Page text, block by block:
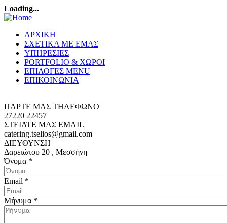
Loading...
ΑΡΧΙΚΗ
ΣΧΕΤΙΚΑ ΜΕ ΕΜΑΣ
ΥΠΗΡΕΣΙΕΣ
PORTFOLIO & ΧΩΡΟΙ
ΕΠΙΛΟΓΕΣ MENU
ΕΠΙΚΟΙΝΩΝΙΑ
ΠΑΡΤΕ ΜΑΣ ΤΗΛΕΦΩΝΟ
27220 22457
ΣΤΕΙΛΤΕ ΜΑΣ EMAIL
catering.tselios@gmail.com
ΔΙΕΥΘΥΝΣΗ
Δαρειώτου 20 , Μεσσήνη
Όνομα *
Email *
Μήνυμα *